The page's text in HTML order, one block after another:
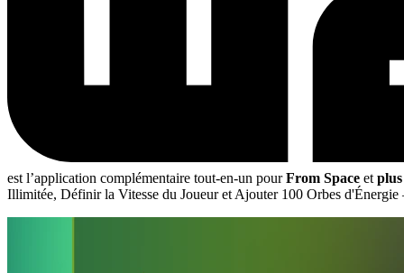
est l’application complémentaire tout-en-un pourFrom Space et
Illimitée, Définir la Vitesse du Joueur et Ajouter 100 Orbes d'Énergie